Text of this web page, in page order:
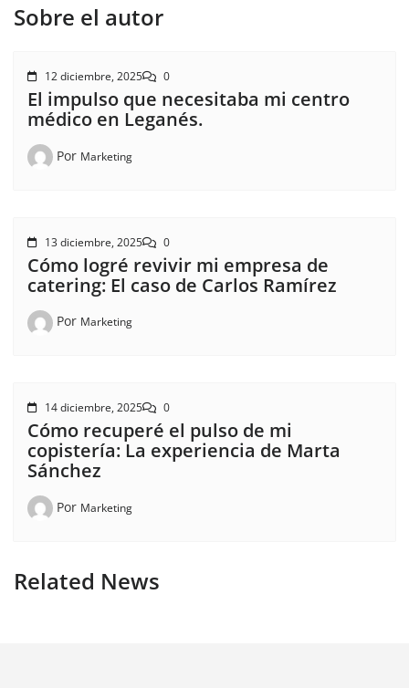
Sobre el autor
Related News
14 diciembre, 2025 0
Cómo recuperé el pulso de mi
copistería: La experiencia de Marta
Sánchez
Por Marketing
13 diciembre, 2025 0
Cómo logré revivir mi empresa de
catering: El caso de Carlos Ramírez
Por Marketing
12 diciembre, 2025 0
El impulso que necesitaba mi centro
médico en Leganés.
Por Marketing